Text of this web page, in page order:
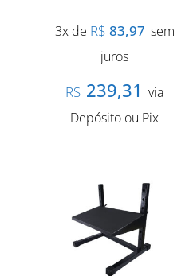
3x de R$ 83,97 sem
juros
R$ 239,31 via
Depósito ou Pix